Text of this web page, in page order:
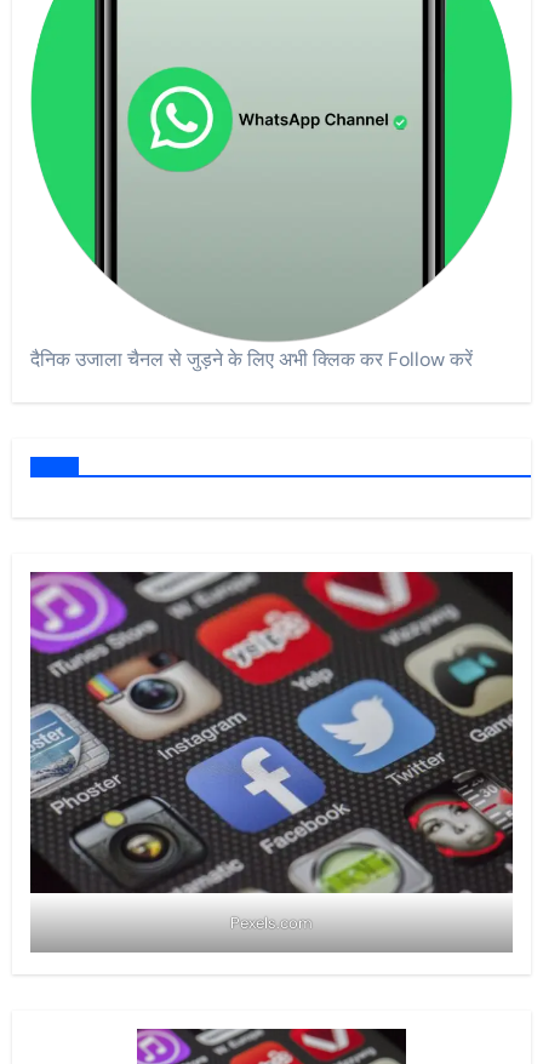
दैनिक उजाला चैनल से जुड़ने के लिए अभी क्लिक कर Follow करें
Pexels.com